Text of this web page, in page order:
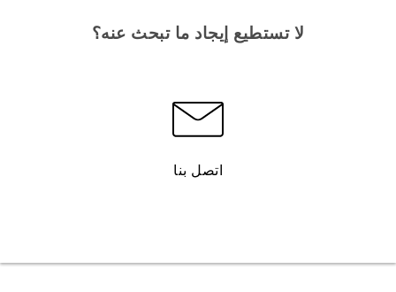
لا تستطيع إيجاد ما تبحث عنه؟
اتصل بنا